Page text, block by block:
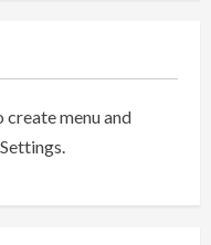
create menu and